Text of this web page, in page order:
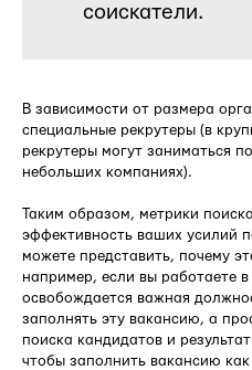
соискатели.
В зависимости от размера
специальные рекрутеры (в
рекрутеры могут заниматься
небольших компаниях).
Таким образом, метрики
эффективность ваших усилий
можете представить, почему
например, если вы работаете
освобождается важная
заполнять эту вакансию, а
поиска кандидатов и
чтобы заполнить вакансию